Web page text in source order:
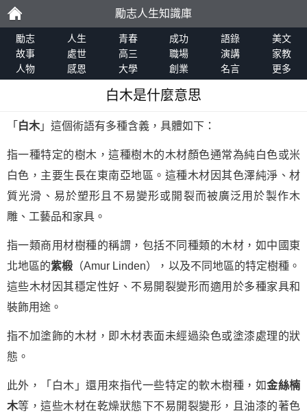
勵
志
勵志人生知識庫
勵志 人生 青春 成功 語錄
美文
故事
處世 高三 職場 演講
家教
人物
感恩 大學 創業 名言 更多
白木是什麼意思
「 白木」這個術語有多種含義，具體如下：
指一種特定的樹木，這種樹木的木材顏色通常為純白色或米
白色，主要生長在東南亞地區。這種木材因其色澤純淨、材
質光滑、易於塑形且不易變形或開裂而被廣泛用於製作木
雕、工藝品和家具。
指一類商用材樹種的稱謂，包括不同種類的木材，如中國東
北地區的紫椴 （Amur Linden），以及不同地區的特定樹種。
這些木材因其穩定性好、不易開裂變形而適用於多種家具和
裝飾用途。
指不加塗飾的木材，即木材表面未經過染色或塗漆處理的狀
態。
此外，「白木」還用來指代一些特定的軟木樹種，如金絲楠
木等，這些木材在乾燥狀態下不易開裂變形，且油漆的著色